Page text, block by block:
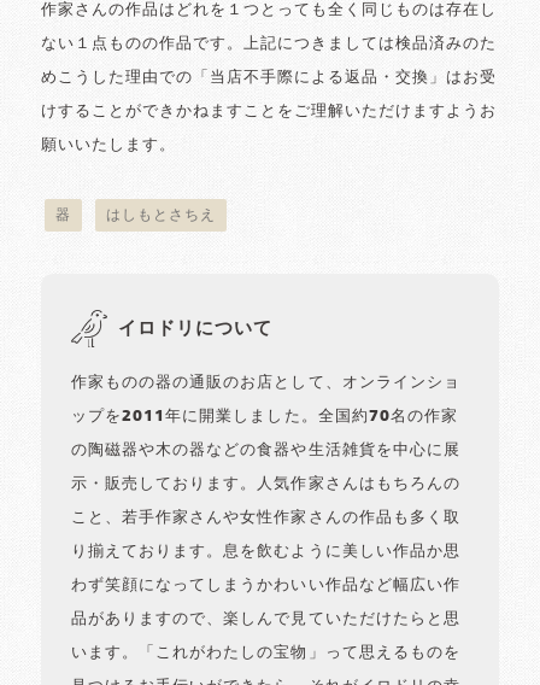
作家さんの作品はどれを１つとっても全く同じものは存在し
ない１点ものの作品です。上記につきましては検品済みのた
めこうした理由での「当店不手際による返品・交換」はお受
けすることができかねますことをご理解いただけますようお
願いいたします。
器 はしもとさちえ
イロドリについて
作家ものの器の通販のお店として、オンラインショ
ップを2011年に開業しました。全国約70名の作家
の陶磁器や木の器などの食器や生活雑貨を中心に展
示・販売しております。人気作家さんはもちろんの
こと、若手作家さんや女性作家さんの作品も多く取
り揃えております。息を飲むように美しい作品か思
わず笑顔になってしまうかわいい作品など幅広い作
品がありますので、楽しんで見ていただけたらと思
います。「これがわたしの宝物」って思えるものを